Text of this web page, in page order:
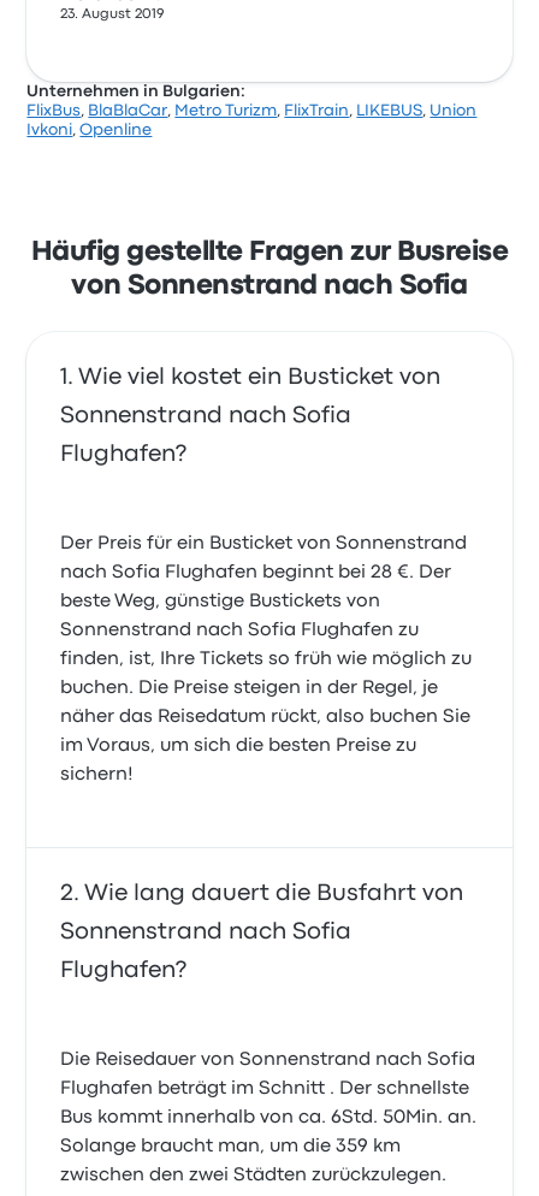
23. August 2019
Unternehmen in Bulgarien:
FlixBus, BlaBlaCar, Metro Turizm, FlixTrain, LIKEBUS, Union
Ivkoni,Openline
Häufig gestellte Fragen zur Busreise
von Sonnenstrand nach Sofia
Wie viel kostet ein Busticket von
Sonnenstrand nach Sofia
Flughafen?
Der Preis für ein Busticket von Sonnenstrand
nach Sofia Flughafen beginnt bei 28 €. Der
beste Weg, günstige Bustickets von
Sonnenstrand nach Sofia Flughafen zu
finden, ist, Ihre Tickets so früh wie möglich zu
buchen. Die Preise steigen in der Regel, je
näher das Reisedatum rückt, also buchen Sie
im Voraus, um sich die besten Preise zu
sichern!
Wie lang dauert die Busfahrt von
Sonnenstrand nach Sofia
Flughafen?
Die Reisedauer von Sonnenstrand nach Sofia
Flughafen beträgt im Schnitt . Der schnellste
Bus kommt innerhalb von ca. 6Std. 50Min. an.
Solange braucht man, um die 359 km
zwischen den zwei Städten zurückzulegen.